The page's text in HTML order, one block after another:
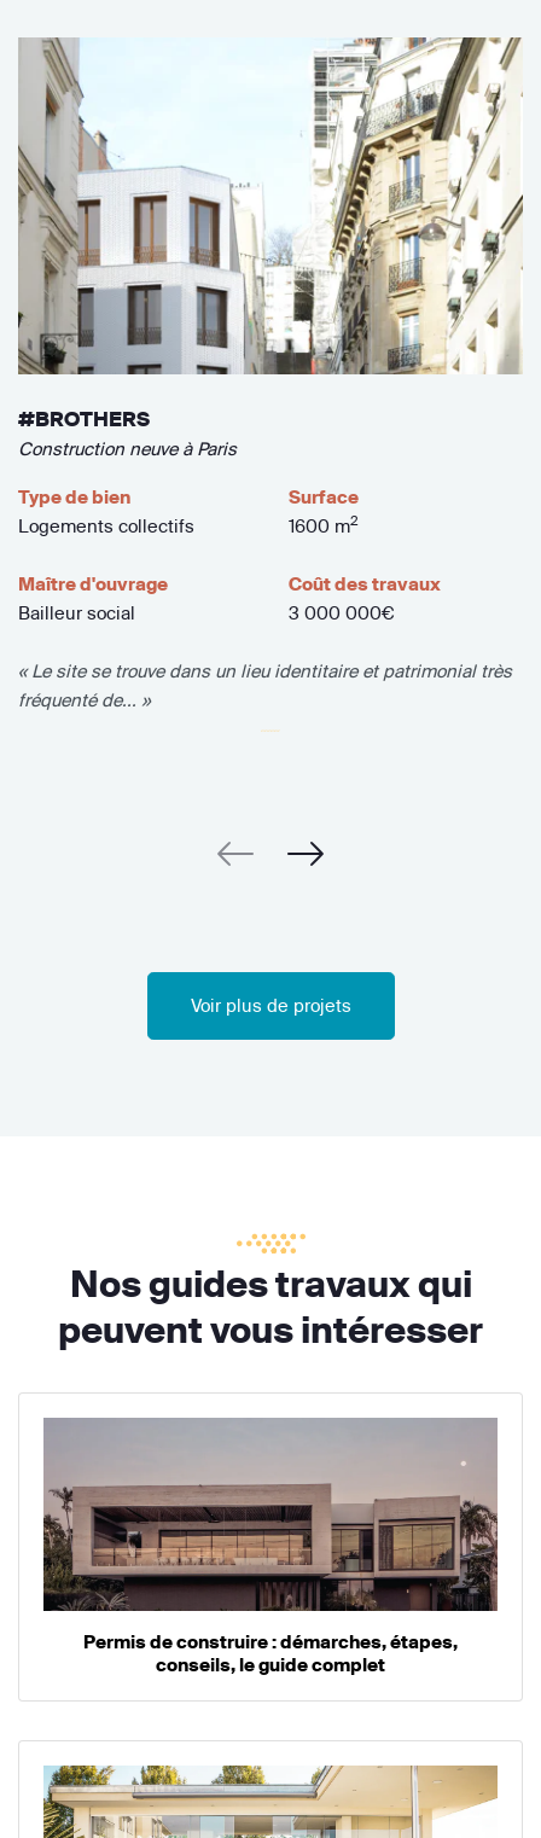
#BROTHERS
Construction neuve à Paris
Type de bien
Logements collectifs
Surface
1600 m2
Maître d'ouvrage
Bailleur social
Coût des travaux
3 000 000€
« Le site se trouve dans un lieu identitaire et patrimonial très
fréquenté de... »
Voir plus de projets
Nos guides travaux qui
peuvent vous intéresser
Permis de construire : démarches, étapes,
conseils, le guide complet